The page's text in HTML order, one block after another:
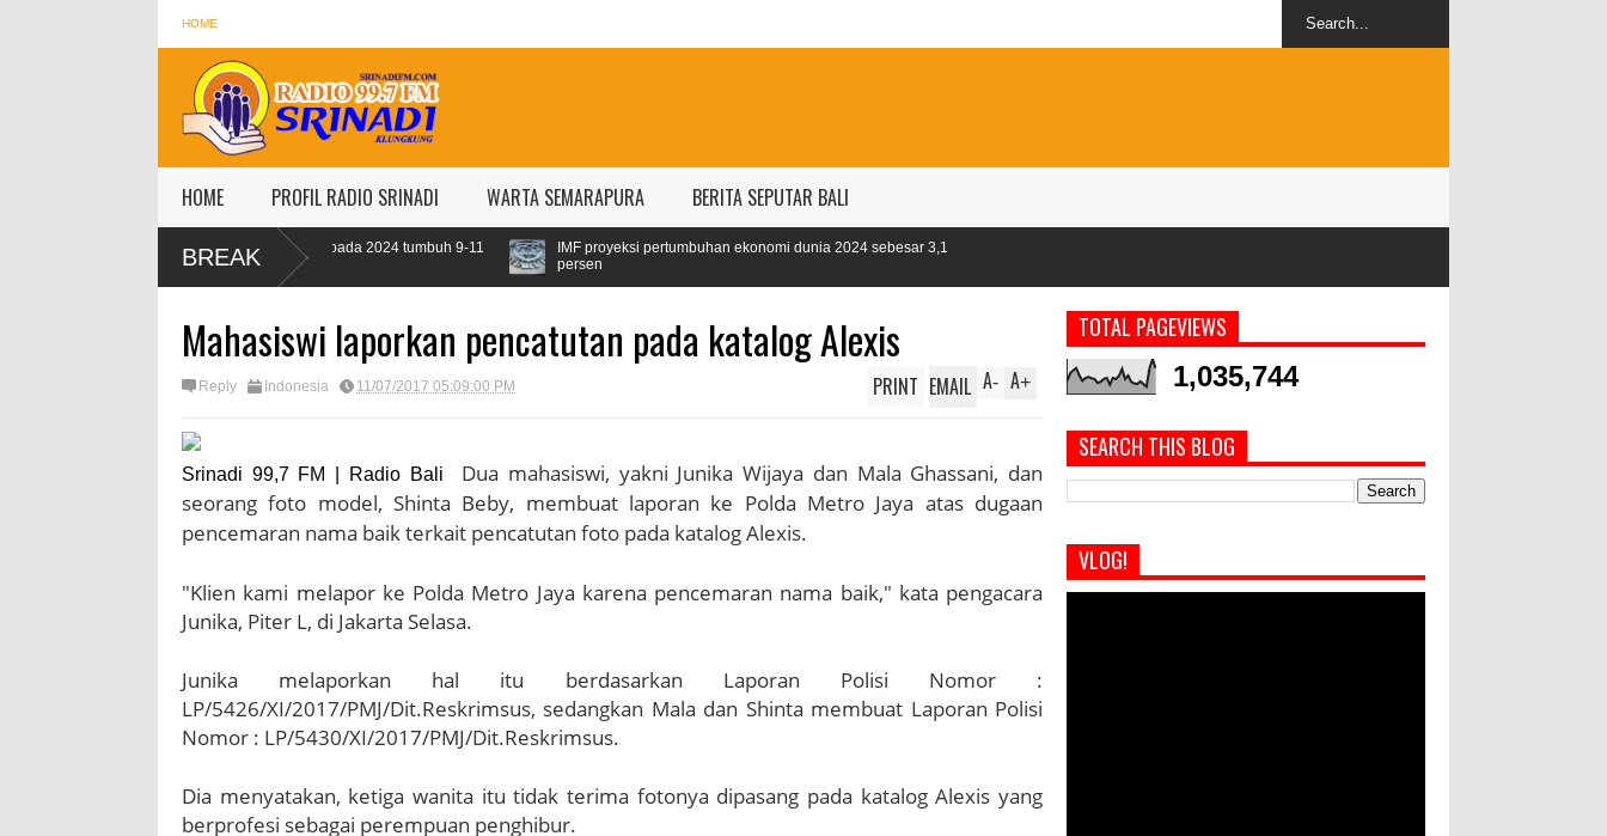
HOME
HOME PROFIL RADIO SRINADI WARTA SEMARAPURA BERITA SEPUTAR BALI
BREAK
OJK targetkan kredit perbankan pada 2024 tumbuh 9-11
IMF proyeksi pertumbuhan ekonomi dunia 2024 sebesar 3,1
Mahasiswi laporkan pencatutan pada katalog Alexis
Reply Indonesia 11/07/2017 05:09:00 PM A+
A-
PRINT EMAIL
Srinadi 99,7 FM | Radio Bali Dua mahasiswi, yakni Junika Wijaya dan Mala Ghassani, dan
seorang foto model, Shinta Beby, membuat laporan ke Polda Metro Jaya atas dugaan
pencemaran nama baik terkait pencatutan foto pada katalog Alexis.
"Klien kami melapor ke Polda Metro Jaya karena pencemaran nama baik," kata pengacara
Junika, Piter L, di Jakarta Selasa.
Junika melaporkan hal itu berdasarkan Laporan Polisi Nomor :
LP/5426/XI/2017/PMJ/Dit.Reskrimsus, sedangkan Mala dan Shinta membuat Laporan Polisi
Nomor : LP/5430/XI/2017/PMJ/Dit.Reskrimsus.
Dia menyatakan, ketiga wanita itu tidak terima fotonya dipasang pada katalog Alexis yang
berprofesi sebagai perempuan penghibur.
TOTAL PAGEVIEWS
1,035,744
SEARCH THIS BLOG
VLOG!